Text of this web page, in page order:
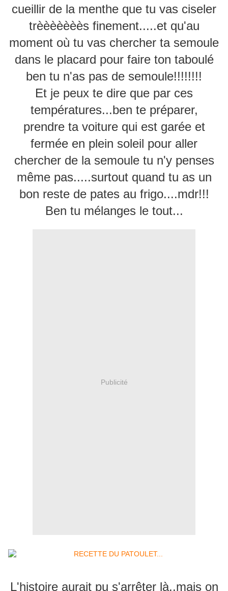
cueillir de la menthe que tu vas ciseler
trèèèèèèès finement.....et qu'au
moment où tu vas chercher ta semoule
dans le placard pour faire ton taboulé
ben tu n'as pas de semoule!!!!!!!!
Et je peux te dire que par ces
températures...ben te préparer,
prendre ta voiture qui est garée et
fermée en plein soleil pour aller
chercher de la semoule tu n'y penses
même pas.....surtout quand tu as un
bon reste de pates au frigo....mdr!!!
Ben tu mélanges le tout...
Publicité
L'histoire aurait pu s'arrêter là..mais on